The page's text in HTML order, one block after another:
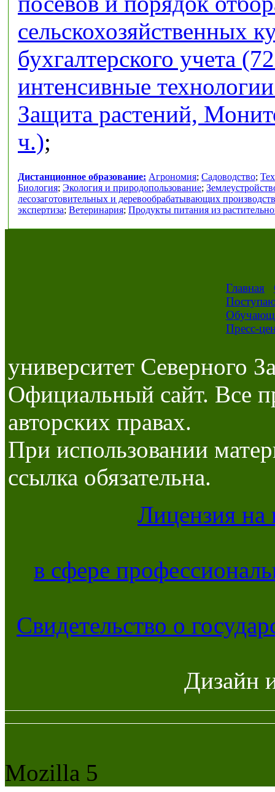
сельскохозяйственных
бухгалтерского учета
интенсивные
Защита растений,
ч.);
Дистанционное образование: Агрономия; Садоводство;
Биология; Экология и природопользование;
лесозаготовительных и деревообрабатывающих производств
экспертиза; Ветеринария; Продукты питания из
Главная
Пресс-
университет Северного
Официальный сайт. Все
авторских правах.
При использовании
ссылка обязательна.
Лицензия на
в сфере
Свидетельство о
Дизайн
Mozilla 5